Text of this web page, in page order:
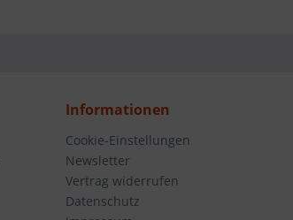
Informationen
Cookie-Einstellungen
Newsletter
Vertrag widerrufen
Datenschutz